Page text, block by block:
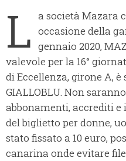
L a società Mazara
occasione della
gennaio 2020,
valevole per la 16°
di Eccellenza, girone A, è
GIALLOBLU. Non
abbonamenti, accrediti e
del biglietto per donne,
stato fissato a 10 euro,
canarina onde evitare